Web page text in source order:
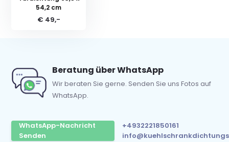
54,2 cm
€ 49,-
Beratung über WhatsApp
Wir beraten Sie gerne. Senden Sie uns Fotos auf
WhatsApp.
WhatsApp-Nachricht
Senden
+4932221850161